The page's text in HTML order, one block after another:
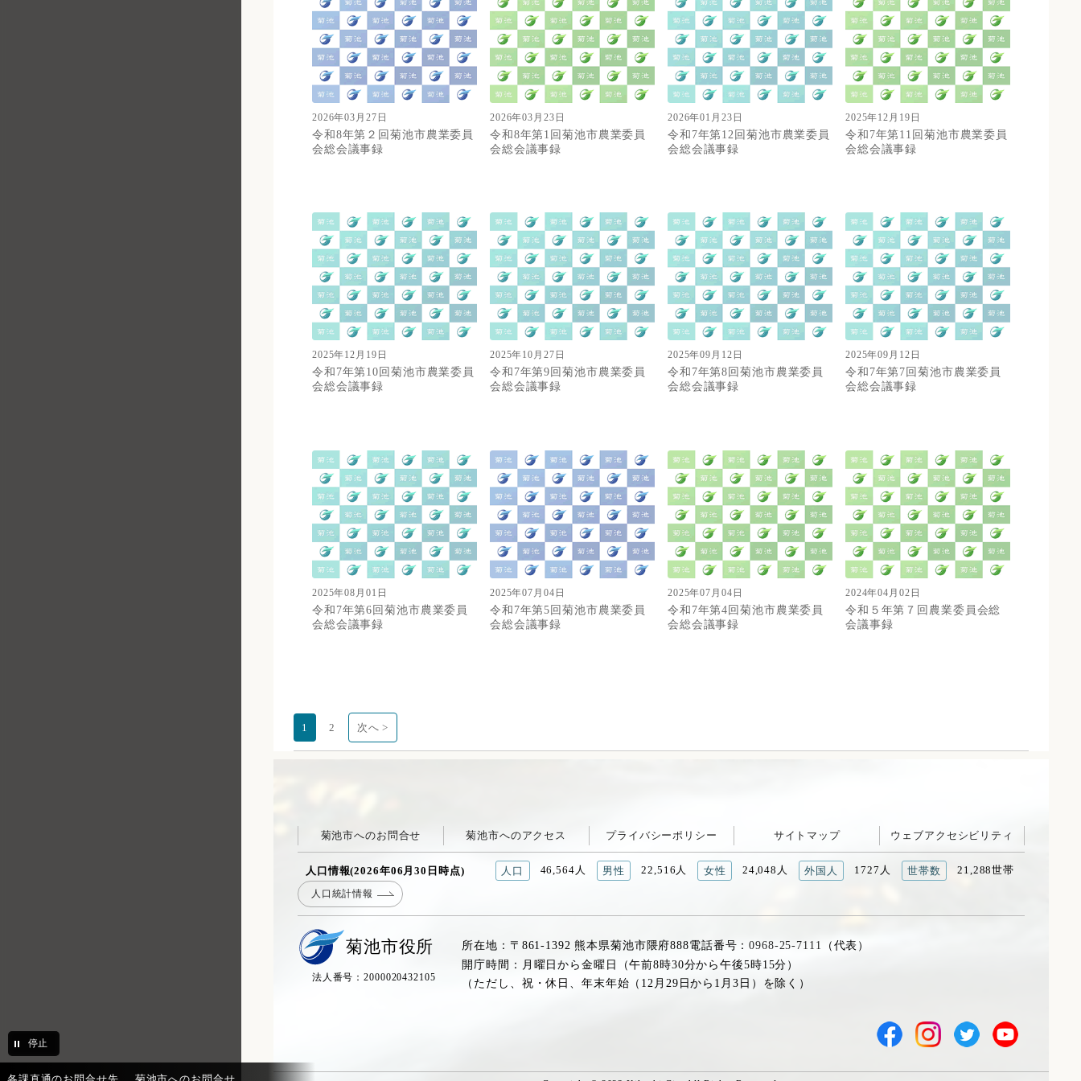
停止
2026年03月27日
令和8年第２回菊池市農業委員
会総会議事録
2026年03月23日
令和8年第1回菊池市農業委員
会総会議事録
2026年01月23日
令和7年第12回菊池市農業委員
会総会議事録
2025年12月19日
令和7年第11回菊池市農業委員
会総会議事録
2025年12月19日
令和7年第10回菊池市農業委員
会総会議事録
2025年10月27日
令和7年第9回菊池市農業委員
会総会議事録
2025年09月12日
令和7年第8回菊池市農業委員
会総会議事録
2025年09月12日
令和7年第7回菊池市農業委員
会総会議事録
2025年08月01日
令和7年第6回菊池市農業委員
会総会議事録
2025年07月04日
令和7年第5回菊池市農業委員
会総会議事録
2025年07月04日
令和7年第4回菊池市農業委員
会総会議事録
2024年04月02日
令和５年第７回農業委員会総
会議事録
1 2 次へ >
菊池市へのお問合せ 菊池市へのアクセス プライバシーポリシー サイトマップ ウェブアクセシビリティ
人口情報(2026年06月30日時点) 人口 46,564人 男性 22,516人 女性 24,048人 外国人 1727人 世帯数 21,288世帯
人口統計情報
菊池市役所
法人番号：2000020432105
所在地：〒861-1392 熊本県菊池市隈府888電話番号：0968-25-7111
（代表）
開庁時間：月曜日から金曜日（午前8時30分から午後5時15分）
（ただし、祝・休日、年末年始（12月29日から1月3日）を除く）